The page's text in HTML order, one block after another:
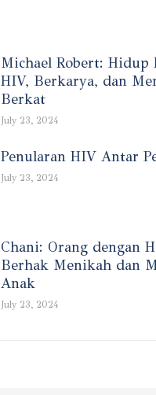
Michael Robert: Hidup
HIV, Berkarya, dan
Berkat
July 23, 2024
Penularan HIV Antar
July 23, 2024
Chani: Orang dengan
Berhak Menikah dan
Anak
July 23, 2024